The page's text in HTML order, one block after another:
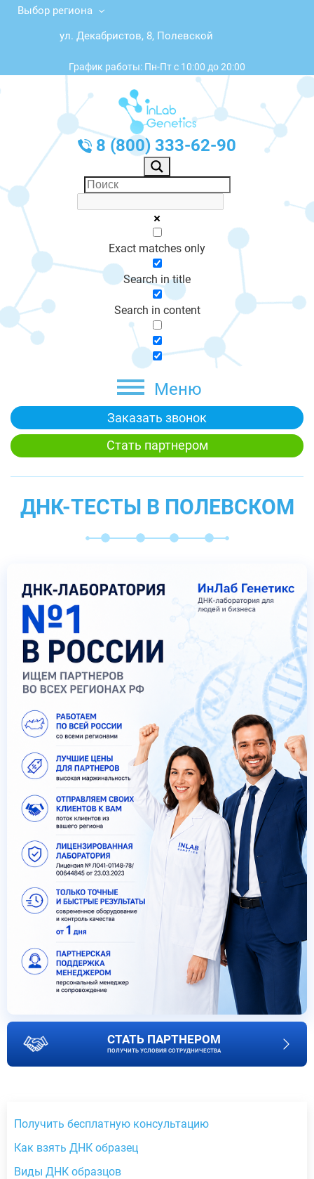
Выбор региона
ул. Декабристов, 8, Полевской
График работы: Пн-Пт с 10:00 до 20:00
8 (800) 333-62-90
Exact matches only
Search in title
Search in content
Меню
Заказать звонок
Стать партнером
ДНК-ТЕСТЫ В ПОЛЕВСКОМ
СТАТЬ ПАРТНЕРОМ
ПОЛУЧИТЬ УСЛОВИЯ СОТРУДНИЧЕСТВА
Получить бесплатную консультацию
Как взять ДНК образец
Виды ДНК образцов